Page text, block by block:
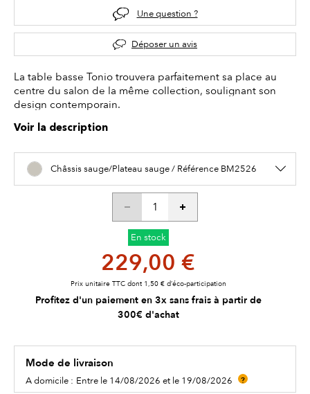
Une question ?
Déposer un avis
La table basse Tonio trouvera parfaitement sa place au
centre du salon de la même collection, soulignant son
design contemporain.
Voir la description
Châssis sauge/Plateau sauge / Référence BM2526
En stock
229,00 €
Prix unitaire TTC dont 1,50 € d’éco-participation
Profitez d'un paiement en 3x sans frais à partir de
300€ d'achat
Mode de livraison
A domicile : Entre le 14/08/2026 et le 19/08/2026 ?